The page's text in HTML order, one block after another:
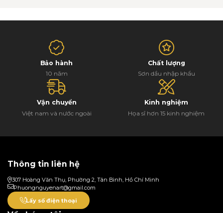
Bảo hành
10 năm
Chất lượng
Sơn dầu nhập khẩu
Vận chuyển
Việt nam và nước ngoài
Kinh nghiệm
Họa sĩ hơn 15 kinh nghiệm
Thông tin liên hệ
307 Hoàng Văn Thụ, Phường 2, Tân Bình, Hồ Chí Minh
Phuongnguyenart@gmail.com
Lấy số điện thoại